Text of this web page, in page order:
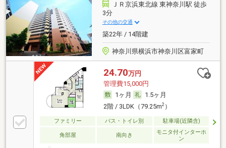
ＪＲ京浜東北線 東神奈川駅 徒歩
3分
その他の交通
築22年 / 14階建
神奈川県横浜市神奈川区富家町
24.70万円
管理費15,000円
1ヶ月
1.5ヶ月
2階 / 3LDK（79.25m2）
ファミリー バス・トイレ別 駐車場(近隣含)
角部屋 南向き
モニタ付インターホ
ン